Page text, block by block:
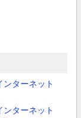
ンターネット
ンターネット